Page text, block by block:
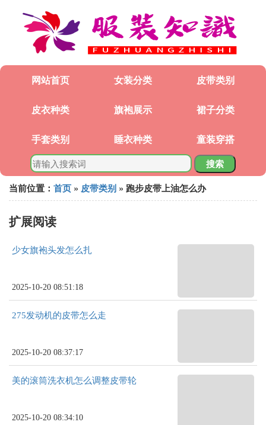
网站首页 女装分类 皮带类别
皮衣种类 旗袍展示 裙子分类
手套类别 睡衣种类 童装穿搭
搜索
当前位置： 首页 » 皮带类别 » 跑步皮带上油怎么办
扩展阅读
少女旗袍头发怎么扎
2025-10-20 08:51:18
275发动机的皮带怎么走
2025-10-20 08:37:17
美的滚筒洗衣机怎么调整皮带轮
2025-10-20 08:34:10